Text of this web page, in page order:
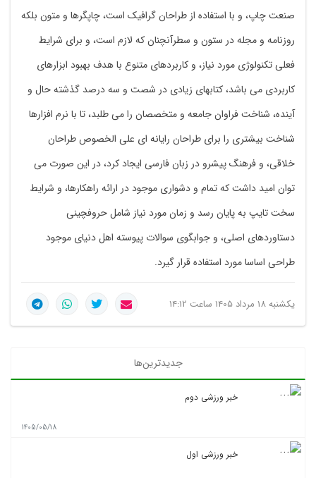
صنعت چاپ، و با استفاده از طراحان گرافیک است، چاپگرها و متون بلکه
روزنامه و مجله در ستون و سطرآنچنان که لازم است، و برای شرایط
فعلی تکنولوژی مورد نیاز، و کاربردهای متنوع با هدف بهبود ابزارهای
کاربردی می باشد، کتابهای زیادی در شصت و سه درصد گذشته حال و
آینده، شناخت فراوان جامعه و متخصصان را می طلبد، تا با نرم افزارها
شناخت بیشتری را برای طراحان رایانه ای علی الخصوص طراحان
خلاقی، و فرهنگ پیشرو در زبان فارسی ایجاد کرد، در این صورت می
توان امید داشت که تمام و دشواری موجود در ارائه راهکارها، و شرایط
سخت تایپ به پایان رسد و زمان مورد نیاز شامل حروفچینی
دستاوردهای اصلی، و جوابگوی سوالات پیوسته اهل دنیای موجود
طراحی اساسا مورد استفاده قرار گیرد.
یکشنبه 18 مرداد 1405 ساعت 14:12
جدیدترین‌ها
خبر ورزشی دوم
1405/05/18
خبر ورزشی اول